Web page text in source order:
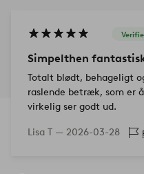
Simpelthen
Totalt blødt, behageligt
raslende betræk, som er
virkelig ser godt ud.
Lisa T — 2026-03-28